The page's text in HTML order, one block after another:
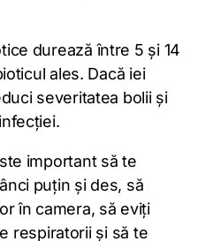
durează între 5 și 14
ales. Dacă iei
severitatea bolii și
important să te
puțin și des, să
în camera, să eviți
respiratorii și să te